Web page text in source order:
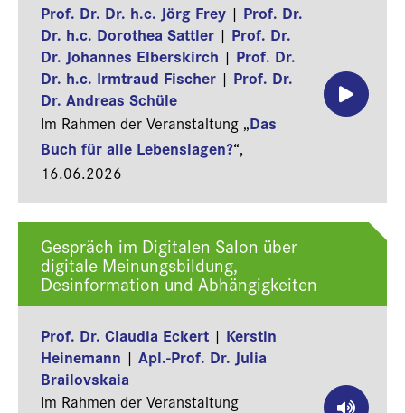
Prof. Dr. Dr. h.c. Jörg Frey | Prof. Dr.
Dr. h.c. Dorothea Sattler | Prof. Dr.
Dr. Johannes Elberskirch | Prof. Dr.
Dr. h.c. Irmtraud Fischer | Prof. Dr.
Dr. Andreas Schüle
Im Rahmen der Veranstaltung „Das
Buch für alle Lebenslagen?“,
16.06.2026
Gespräch im Digitalen Salon über
digitale Meinungsbildung,
Desinformation und Abhängigkeiten
Prof. Dr. Claudia Eckert | Kerstin
Heinemann | Apl.-Prof. Dr. Julia
Brailovskaia
Im Rahmen der Veranstaltung